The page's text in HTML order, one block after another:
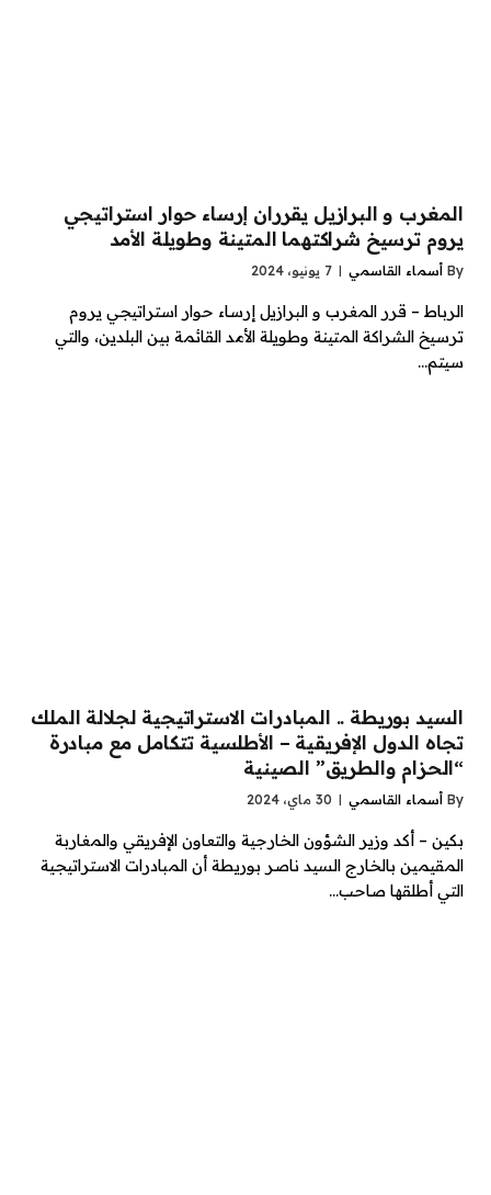
المغرب و البرازيل يقرران إرساء حوار استراتيجي
يروم ترسيخ شراكتهما المتينة وطويلة الأمد
By أسماء القاسمي 7 يونيو، 2024
الرباط – قرر المغرب و البرازيل إرساء حوار استراتيجي يروم
ترسيخ الشراكة المتينة وطويلة الأمد القائمة بين البلدين، والتي
سيتم…
السيد بوريطة .. المبادرات الاستراتيجية لجلالة الملك
تجاه الدول الإفريقية – الأطلسية تتكامل مع مبادرة
“الحزام والطريق” الصينية
By أسماء القاسمي 30 ماي، 2024
بكين – أكد وزير الشؤون الخارجية والتعاون الإفريقي والمغاربة
المقيمين بالخارج السيد ناصر بوريطة أن المبادرات الاستراتيجية
التي أطلقها صاحب…